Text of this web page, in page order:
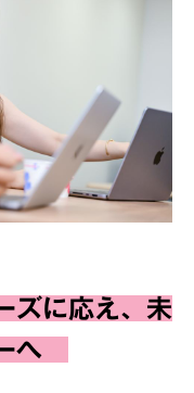
ズに応え、未
へ